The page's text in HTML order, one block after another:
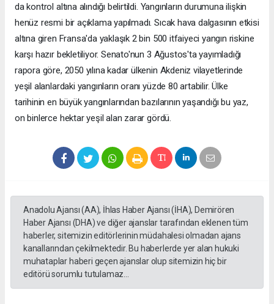
da kontrol altına alındığı belirtildi. Yangınların durumuna ilişkin
henüz resmi bir açıklama yapılmadı. Sıcak hava dalgasının etkisi
altına giren Fransa'da yaklaşık 2 bin 500 itfaiyeci yangın riskine
karşı hazır bekletiliyor. Senato'nun 3 Ağustos'ta yayımladığı
rapora göre, 2050 yılına kadar ülkenin Akdeniz vilayetlerinde
yeşil alanlardaki yangınların oranı yüzde 80 artabilir. Ülke
tarihinin en büyük yangınlarından bazılarının yaşandığı bu yaz,
on binlerce hektar yeşil alan zarar gördü.
Anadolu Ajansı (AA), İhlas Haber Ajansı (İHA), Demirören
Haber Ajansı (DHA) ve diğer ajanslar tarafından eklenen tüm
haberler, sitemizin editörlerinin müdahalesi olmadan ajans
kanallarından çekilmektedir. Bu haberlerde yer alan hukuki
muhataplar haberi geçen ajanslar olup sitemizin hiç bir
editörü sorumlu tutulamaz...